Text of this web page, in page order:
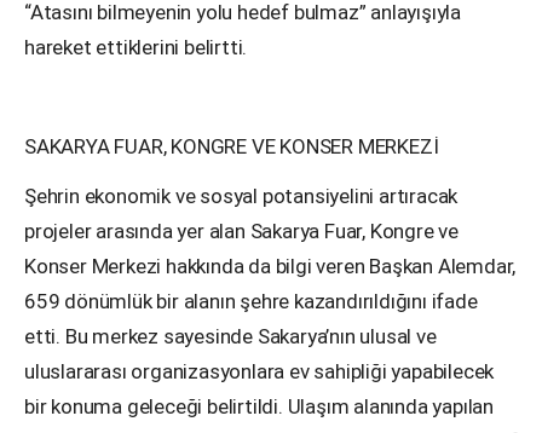
“Atasını bilmeyenin yolu hedef bulmaz” anlayışıyla
hareket ettiklerini belirtti.
SAKARYA FUAR, KONGRE VE KONSER MERKEZİ
Şehrin ekonomik ve sosyal potansiyelini artıracak
projeler arasında yer alan Sakarya Fuar, Kongre ve
Konser Merkezi hakkında da bilgi veren Başkan Alemdar,
659 dönümlük bir alanın şehre kazandırıldığını ifade
etti. Bu merkez sayesinde Sakarya’nın ulusal ve
uluslararası organizasyonlara ev sahipliği yapabilecek
bir konuma geleceği belirtildi. Ulaşım alanında yapılan